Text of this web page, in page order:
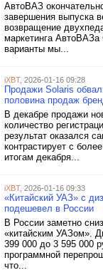
АвтоВАЗ
завершения выпуска
возвращение
маркетинга АвтоВАЗа
варианты мы...
iXBT, 2026-01-16 09:28
Продажи Solaris
половина продаж
В декабре продажи
количество
результат оказался
контрастирует с
итогам декабря...
iXBT, 2026-01-16 09:33
«Китайский УАЗ» с
подешевел в России
В России заметно
«китайским УАЗом».
399 000 до 3 595 000
программной
что...